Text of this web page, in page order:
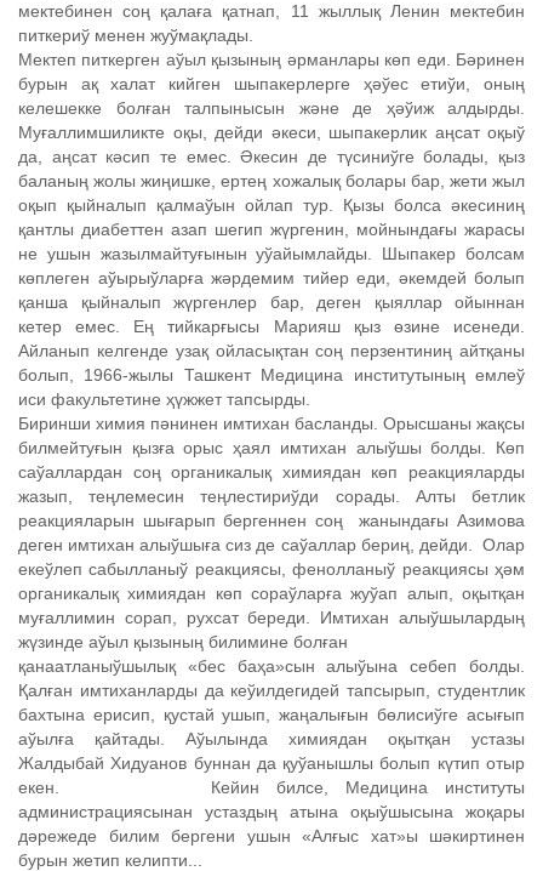
мектебинен соң қалаға қатнап, 11 жыллық Ленин мектебин
питкериў менен жуўмақлады.
Мектеп питкерген аўыл қызының әрманлары көп еди. Бәринен
бурын ақ халат кийген шыпакерлерге ҳәўес етиўи, оның
келешекке болған талпынысын және де ҳәўиж алдырды.
Муғаллимшиликте оқы, дейди әкеси, шыпакерлик аңсат оқыў
да, аңсат кәсип те емес. Әкесин де түсиниўге болады, қыз
баланың жолы жиңишке, ертең хожалық болары бар, жети жыл
оқып қыйналып қалмаўын ойлап тур. Қызы болса әкесиниң
қантлы диабеттен азап шегип жүргенин, мойнындағы жарасы
не ушын жазылмайтуғынын уўайымлайды. Шыпакер болсам
көплеген аўырыўларға жәрдемим тийер еди, әкемдей болып
қанша қыйналып жүргенлер бар, деген қыяллар ойыннан
кетер емес. Ең тийкарғысы Марияш қыз өзине исенеди.
Айланып келгенде узақ ойласықтан соң перзентиниң айтқаны
болып, 1966-жылы Ташкент Медицина институтының емлеў
иси факультетине ҳүжжет тапсырды.
Биринши химия пәнинен имтихан басланды. Орысшаны жақсы
билмейтуғын қызға орыс ҳаял имтихан алыўшы болды. Көп
саўаллардан соң органикалық химиядан көп реакцияларды
жазып, теңлемесин теңлестириўди сорады. Алты бетлик
реакцияларын шығарып бергеннен соң жанындағы Азимова
деген имтихан алыўшыға сиз де саўаллар бериң, дейди. Олар
екеўлеп сабылланыў реакциясы, фенолланыў реакциясы ҳәм
органикалық химиядан көп сораўларға жуўап алып, оқытқан
муғаллимин сорап, рухсат береди. Имтихан алыўшылардың
жүзинде аўыл қызының билимине болған
қанаатланыўшылық «бес баҳа»сын алыўына себеп болды.
Қалған имтиханларды да кеўилдегидей тапсырып, студентлик
бахтына ерисип, қустай ушып, жаңалығын бөлисиўге асығып
аўылға қайтады. Аўылында химиядан оқытқан устазы
Жалдыбай Хидуанов буннан да қуўанышлы болып күтип отыр
екен. Кейин билсе, Медицина институты
администрациясынан устаздың атына оқыўшысына жоқары
дәрежеде билим бергени ушын «Алғыс хат»ы шәкиртинен
бурын жетип келипти...